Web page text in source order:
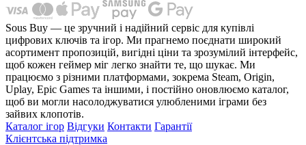
Sous Buy — це зручний і надійний сервіс для купівлі
цифрових ключів та ігор. Ми прагнемо поєднати широкий
асортимент пропозицій, вигідні ціни та зрозумілий інтерфейс,
щоб кожен геймер міг легко знайти те, що шукає. Ми
працюємо з різними платформами, зокрема Steam, Origin,
Uplay, Epic Games та іншими, і постійно оновлюємо каталог,
щоб ви могли насолоджуватися улюбленими іграми без
зайвих клопотів.
Каталог ігор Відгуки Контакти Гарантії
Клієнтська підтримка